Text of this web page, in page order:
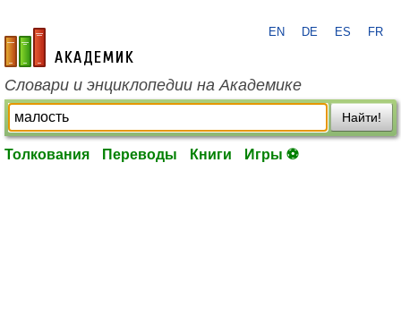
academic.ru
EN DE ES FR
Словари и энциклопедии на Академике
Найти!
Толкования Переводы Книги Игры ⚽